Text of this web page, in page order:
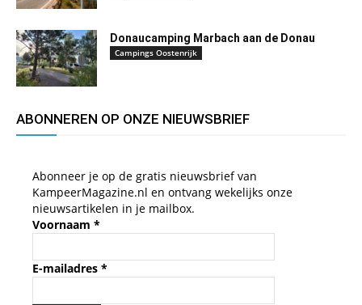
Donaucamping Marbach aan de Donau
Campings Oostenrijk
ABONNEREN OP ONZE NIEUWSBRIEF
Abonneer je op de gratis nieuwsbrief van
KampeerMagazine.nl en ontvang wekelijks onze
nieuwsartikelen in je mailbox.
Voornaam *
E-mailadres *